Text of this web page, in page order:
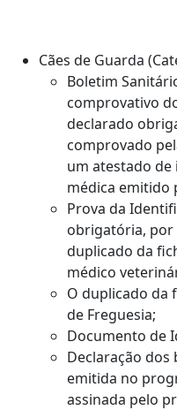
Cães de Guarda
Boletim
comprovativo
declarado
comprovado
um atestado de
médica emitido
Prova da
obrigatória, por
duplicado da
médico
O duplicado da
de Freguesia;
Documento de
Declaração dos
emitida no
assinada pelo